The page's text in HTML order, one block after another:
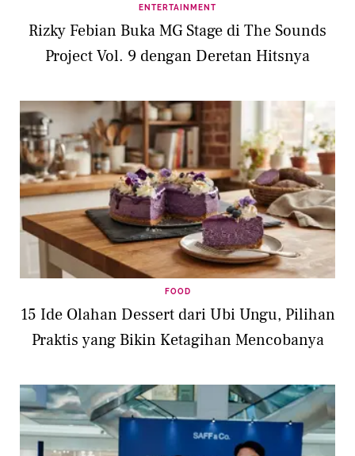
ENTERTAINMENT
Rizky Febian Buka MG Stage di The Sounds
Project Vol. 9 dengan Deretan Hitsnya
FOOD
15 Ide Olahan Dessert dari Ubi Ungu, Pilihan
Praktis yang Bikin Ketagihan Mencobanya